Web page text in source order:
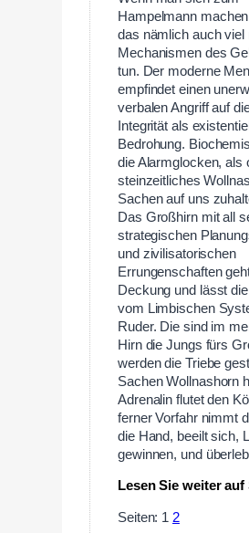
Hampelmann
das nämlich auch viel
Mechanismen des
tun. Der moderne
empfindet einen
verbalen Angriff auf
Integrität als
Bedrohung.
die Alarmglocken, als
steinzeitliches
Sachen auf uns
Das Großhirn mit all
strategischen
und zivilisatorischen
Errungenschaften
Deckung und lässt
vom Limbischen
Ruder. Die sind im
Hirn die Jungs fürs
werden die Triebe
Sachen Wollnashorn
Adrenalin flutet den
ferner Vorfahr nimmt
die Hand, beeilt sich,
gewinnen, und
Lesen Sie weiter auf
Seiten: 1 2